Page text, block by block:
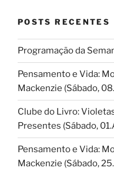
POSTS RECENTES
Programação da
Pensamento e Vida:
Mackenzie (Sábado,
Clube do Livro:
Presentes (Sábado,
Pensamento e Vida:
Mackenzie (Sábado,